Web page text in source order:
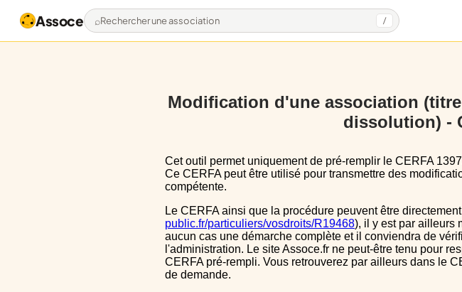
Assoce Rechercher une association /
Modification d'une association
dissolution) -
Cet outil permet uniquement de pré-remplir le CERFA 13972*03 avec les données actuellement disponibles publiquement.
Ce CERFA peut être utilisé pour transmettre des
compétente.
Le CERFA ainsi que la procédure peuvent être
public.fr/particuliers/vosdroits/R19468), il y est par ailleurs
aucun cas une démarche complète et il conviendra de
l'administration. Le site Assoce.fr ne peut-être tenu pour
CERFA pré-rempli. Vous retrouverez par ailleurs dans le
de demande.